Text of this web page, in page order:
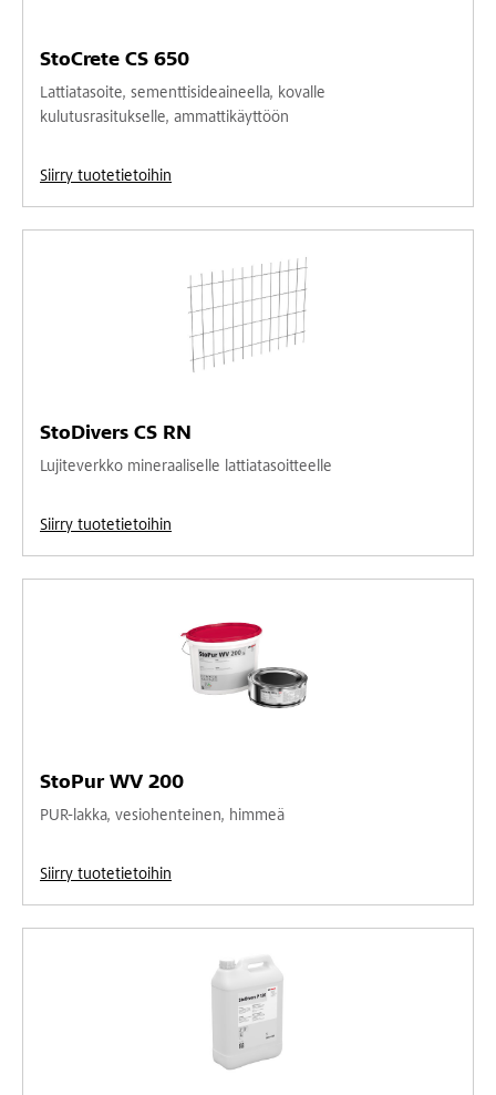
StoCrete CS 650
Lattiatasoite, sementtisideaineella, kovalle
kulutusrasitukselle, ammattikäyttöön
Siirry tuotetietoihin
StoDivers CS RN
Lujiteverkko mineraaliselle lattiatasoitteelle
Siirry tuotetietoihin
StoPur WV 200
PUR-lakka, vesiohenteinen, himmeä
Siirry tuotetietoihin